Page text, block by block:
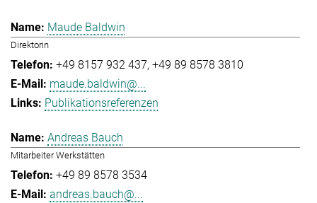
Maude Baldwin
Direktorin
+49 8157 932 437 +49 89 8578 3810
maude.baldwin@...
Publikationsreferenzen
Andreas Bauch
Mitarbeiter Werkstätten
+49 89 8578 3534
andreas.bauch@...